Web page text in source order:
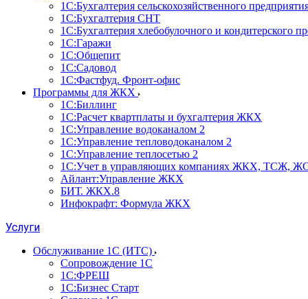
1С:Бухгалтерия сельскохозяйственного
1С:Бухгалтерия СНТ
1С:Бухгалтерия хлебобулочного и кондитерского
1С:Гаражи
1С:Общепит
1С:Садовод
1С:Фастфуд. Фронт-офис
Программы для ЖКХ
1С:Биллинг
1С:Расчет квартплаты и бухгалтерия ЖКХ
1С:Управление водоканалом 2
1С:Управление тепловодоканалом 2
1С:Управление теплосетью 2
1С:Учет в управляющих компаниях ЖКХ, ТСЖ,
Айлант:Управление ЖКХ
БИТ. ЖКХ.8
Инфокрафт: Формула ЖКХ
Услуги
Обслуживание 1С (ИТС)
Сопровождение 1С
1С:ФРЕШ
1С:Бизнес Старт